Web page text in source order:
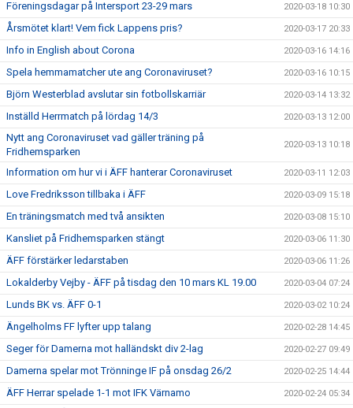
Föreningsdagar på Intersport 23-29 mars 2020-03-18 10:30
Årsmötet klart! Vem fick Lappens pris? 2020-03-17 20:33
Info in English about Corona 2020-03-16 14:16
Spela hemmamatcher ute ang Coronaviruset? 2020-03-16 10:15
Björn Westerblad avslutar sin fotbollskarriär 2020-03-14 13:32
Inställd Herrmatch på lördag 14/3 2020-03-13 12:00
Nytt ang Coronaviruset vad gäller träning på
Fridhemsparken
2020-03-13 10:18
Information om hur vi i ÄFF hanterar Coronaviruset 2020-03-11 12:03
Love Fredriksson tillbaka i ÄFF 2020-03-09 15:18
En träningsmatch med två ansikten 2020-03-08 15:10
Kansliet på Fridhemsparken stängt 2020-03-06 11:30
ÄFF förstärker ledarstaben 2020-03-06 11:26
Lokalderby Vejby - ÄFF på tisdag den 10 mars KL 19.00 2020-03-04 07:24
Lunds BK vs. ÄFF 0-1 2020-03-02 10:24
Ängelholms FF lyfter upp talang 2020-02-28 14:45
Seger för Damerna mot halländskt div 2-lag 2020-02-27 09:49
Damerna spelar mot Trönninge IF på onsdag 26/2 2020-02-25 14:44
ÄFF Herrar spelade 1-1 mot IFK Värnamo 2020-02-24 05:34